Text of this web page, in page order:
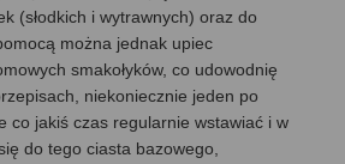
(słodkich i wytrawnych) oraz do
można jednak upiec
smakołyków, co udowodnię
niekoniecznie jeden po
co jakiś czas regularnie wstawiać i w
do tego ciasta bazowego,